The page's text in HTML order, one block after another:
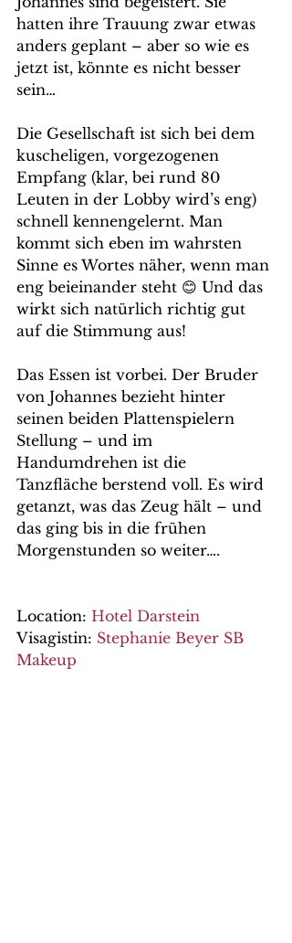
hatten ihre Trauung zwar etwas
anders geplant – aber so wie es
jetzt ist, könnte es nicht besser
sein…
Die Gesellschaft ist sich bei dem
kuscheligen, vorgezogenen
Empfang (klar, bei rund 80
Leuten in der Lobby wird’s eng)
schnell kennengelernt. Man
kommt sich eben im wahrsten
Sinne es Wortes näher, wenn man
eng beieinander steht 😊 Und das
wirkt sich natürlich richtig gut
auf die Stimmung aus!
Das Essen ist vorbei. Der Bruder
von Johannes bezieht hinter
seinen beiden Plattenspielern
Stellung – und im
Handumdrehen ist die
Tanzfläche berstend voll. Es wird
getanzt, was das Zeug hält – und
das ging bis in die frühen
Morgenstunden so weiter….
Location: Hotel Darstein
Visagistin: Stephanie Beyer SB
Makeup